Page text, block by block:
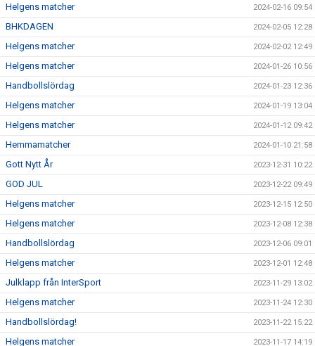
Helgens matcher 2024-02-16 09:54
BHKDAGEN 2024-02-05 12:28
Helgens matcher 2024-02-02 12:49
Helgens matcher 2024-01-26 10:56
Handbollslördag 2024-01-23 12:36
Helgens matcher 2024-01-19 13:04
Helgens matcher 2024-01-12 09:42
Hemmamatcher 2024-01-10 21:58
Gott Nytt År 2023-12-31 10:22
GOD JUL 2023-12-22 09:49
Helgens matcher 2023-12-15 12:50
Helgens matcher 2023-12-08 12:38
Handbollslördag 2023-12-06 09:01
Helgens matcher 2023-12-01 12:48
Julklapp från InterSport 2023-11-29 13:02
Helgens matcher 2023-11-24 12:30
Handbollslördag! 2023-11-22 15:22
Helgens matcher 2023-11-17 14:19